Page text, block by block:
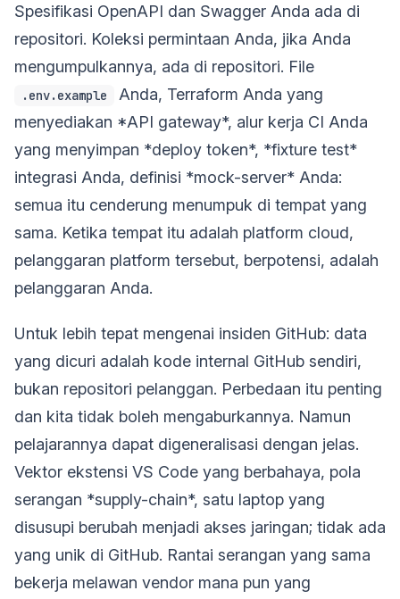
Spesifikasi OpenAPI dan Swagger Anda ada di
repositori. Koleksi permintaan Anda, jika Anda
mengumpulkannya, ada di repositori. File
.env.example
Anda, Terraform Anda yang
menyediakan *API gateway*, alur kerja CI Anda
yang menyimpan *deploy token*, *fixture test*
integrasi Anda, definisi *mock-server* Anda:
semua itu cenderung menumpuk di tempat yang
sama. Ketika tempat itu adalah platform cloud,
pelanggaran platform tersebut, berpotensi, adalah
pelanggaran Anda.
Untuk lebih tepat mengenai insiden GitHub: data
yang dicuri adalah kode internal GitHub sendiri,
bukan repositori pelanggan. Perbedaan itu penting
dan kita tidak boleh mengaburkannya. Namun
pelajarannya dapat digeneralisasi dengan jelas.
Vektor ekstensi VS Code yang berbahaya, pola
serangan *supply-chain*, satu laptop yang
disusupi berubah menjadi akses jaringan; tidak ada
yang unik di GitHub. Rantai serangan yang sama
bekerja melawan vendor mana pun yang